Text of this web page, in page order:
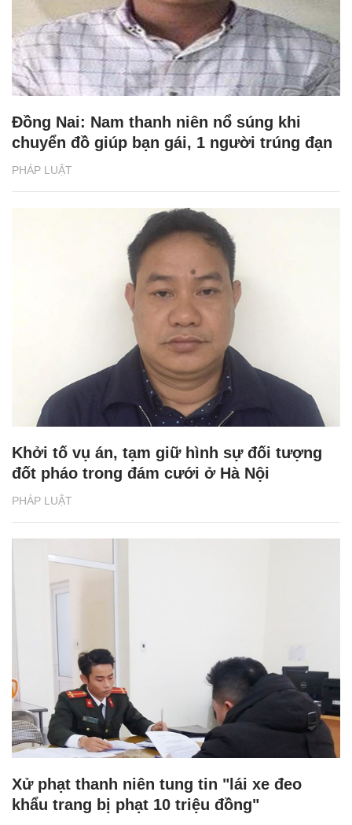
PHÁP LUẬT
Đồng Nai: Nam thanh niên nổ súng khi
chuyển đồ giúp bạn gái, 1 người trúng đạn
PHÁP LUẬT
Khởi tố vụ án, tạm giữ hình sự đối tượng
đốt pháo trong đám cưới ở Hà Nội
Xử phạt thanh niên tung tin "lái xe đeo
khẩu trang bị phạt 10 triệu đồng"